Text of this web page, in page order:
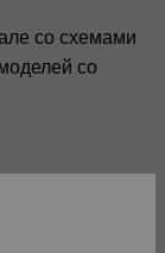
со схемами
со